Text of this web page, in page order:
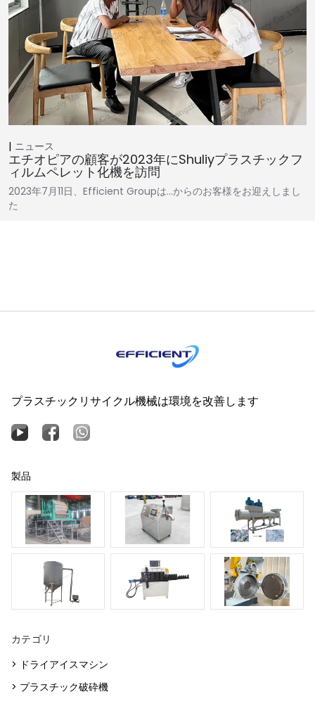
ニュース
エチオピアの顧客が2023年にShuliyプラスチックフ
ィルムペレット化機を訪問
2023年7月11日、Efficient Groupは…からのお客様をお迎えしまし
た
プラスチックリサイクル機械は環境を改善します
製品
カテゴリ
> ドライアイスマシン
> プラスチック破砕機